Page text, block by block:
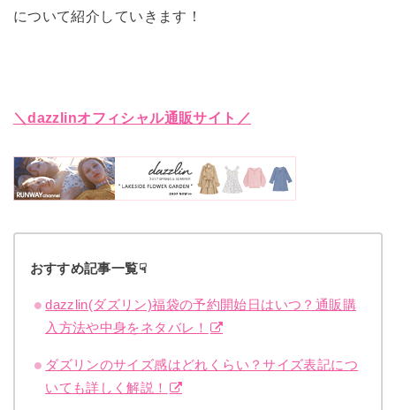
について紹介していきます！
＼dazzlinオフィシャル通販サイト／
おすすめ記事一覧☟
dazzlin(ダズリン)福袋の予約開始日はいつ？通販購
入方法や中身をネタバレ！
ダズリンのサイズ感はどれくらい？サイズ表記につ
いても詳しく解説！